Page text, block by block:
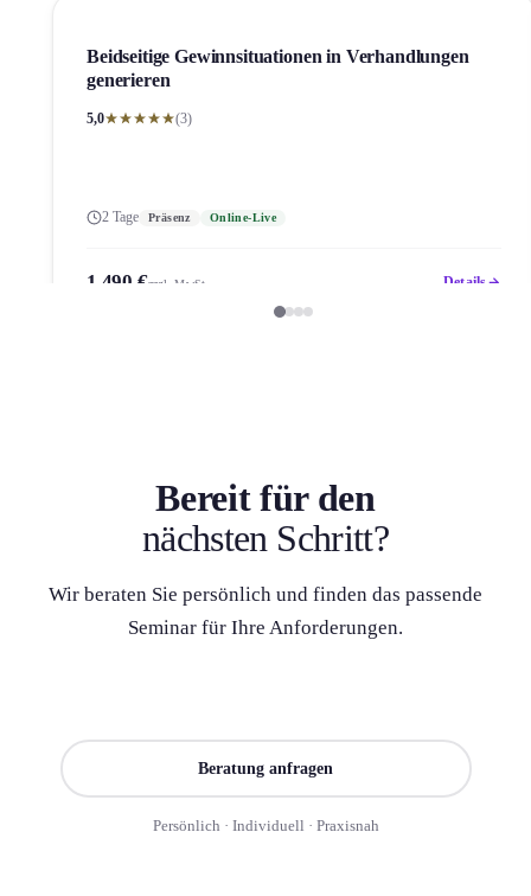
Beidseitige Gewinnsituation­en in Verhandlung­en
generieren
5,0 (3)
2 Tage Präsenz Online-Live
1.490 €zzgl. MwSt. Details
Bereit für den
nächsten Schritt?
Wir beraten Sie persönlich und finden das passende
Seminar für Ihre Anforderung­en.
Beratung anfragen
Persönlich · Individuell · Praxisnah